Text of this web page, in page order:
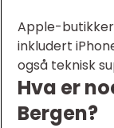
Apple-
inkludert
også teknisk
Hva er
Bergen?